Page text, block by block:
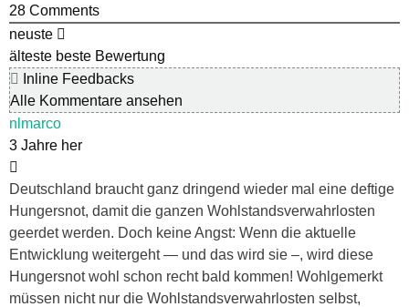
28 Comments
neuste
älteste beste Bewertung
Inline Feedbacks
Alle Kommentare ansehen
nlmarco
3 Jahre her
Deutschland braucht ganz dringend wieder mal eine deftige
Hungersnot, damit die ganzen Wohlstandsverwahrlosten
geerdet werden. Doch keine Angst: Wenn die aktuelle
Entwicklung weitergeht — und das wird sie –, wird diese
Hungersnot wohl schon recht bald kommen! Wohlgemerkt
müssen nicht nur die Wohlstandsverwahrlosten selbst,